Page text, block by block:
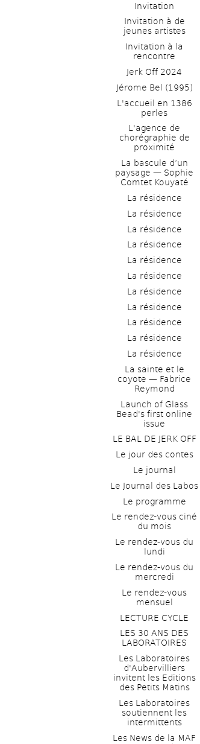
Invitation
Invitation à de
jeunes artistes
Invitation à la
rencontre
Jerk Off 2024
Jérome Bel (1995)
L'accueil en 1386
perles
L'agence de
chorégraphie de
proximité
La bascule d’un
paysage — Sophie
Comtet Kouyaté
La résidence
La résidence
La résidence
La résidence
La résidence
La résidence
La résidence
La résidence
La résidence
La résidence
La résidence
La sainte et le
coyote — Fabrice
Reymond
Launch of Glass
Bead's first online
issue
LE BAL DE JERK OFF
Le jour des contes
Le journal
Le Journal des Labos
Le programme
Le rendez-vous ciné
du mois
Le rendez-vous du
lundi
Le rendez-vous du
mercredi
Le rendez-vous
mensuel
LECTURE CYCLE
LES 30 ANS DES
LABORATOIRES
Les Laboratoires
d'Aubervilliers
invitent les Editions
des Petits Matins
Les Laboratoires
soutiennent les
intermittents
Les News de la MAF